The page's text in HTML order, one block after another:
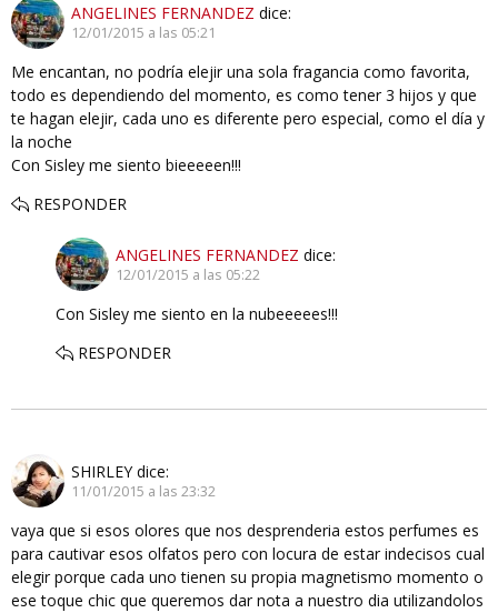
ANGELINES FERNANDEZ dice:
12/01/2015 a las 05:21
Me encantan, no podría elejir una sola fragancia como favorita,
todo es dependiendo del momento, es como tener 3 hijos y que
te hagan elejir, cada uno es diferente pero especial, como el día y
la noche
Con Sisley me siento bieeeeen!!!
RESPONDER
ANGELINES FERNANDEZ dice:
12/01/2015 a las 05:22
Con Sisley me siento en la nubeeeees!!!
RESPONDER
SHIRLEY dice:
11/01/2015 a las 23:32
vaya que si esos olores que nos desprenderia estos perfumes es
para cautivar esos olfatos pero con locura de estar indecisos cual
elegir porque cada uno tienen su propia magnetismo momento o
ese toque chic que queremos dar nota a nuestro dia utilizandolos